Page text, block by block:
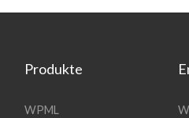
Produkte
WPML